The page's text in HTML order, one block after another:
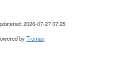
2026-07-27 07:25
byTroman